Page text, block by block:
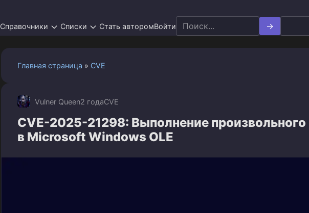
Справочники Списки Стать авторомВойти Search
for:
Главная страница » CVE
Vulner Queen2 годаCVE
CVE-2025-21298: Выполнение произвольного
в Microsoft Windows OLE